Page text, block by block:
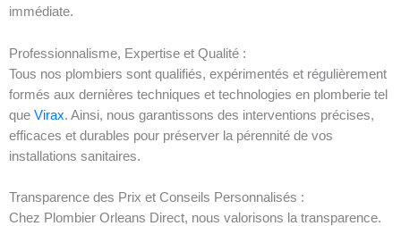
immédiate.
Professionnalisme, Expertise et Qualité :
Tous nos plombiers sont qualifiés, expérimentés et régulièrement
formés aux dernières techniques et technologies en plomberie tel
que Virax. Ainsi, nous garantissons des interventions précises,
efficaces et durables pour préserver la pérennité de vos
installations sanitaires.
Transparence des Prix et Conseils Personnalisés :
Chez Plombier Orleans Direct, nous valorisons la transparence.